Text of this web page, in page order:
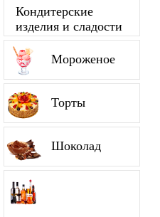
Кондитерские
изделия и сладости
Мороженое
Торты
Шоколад